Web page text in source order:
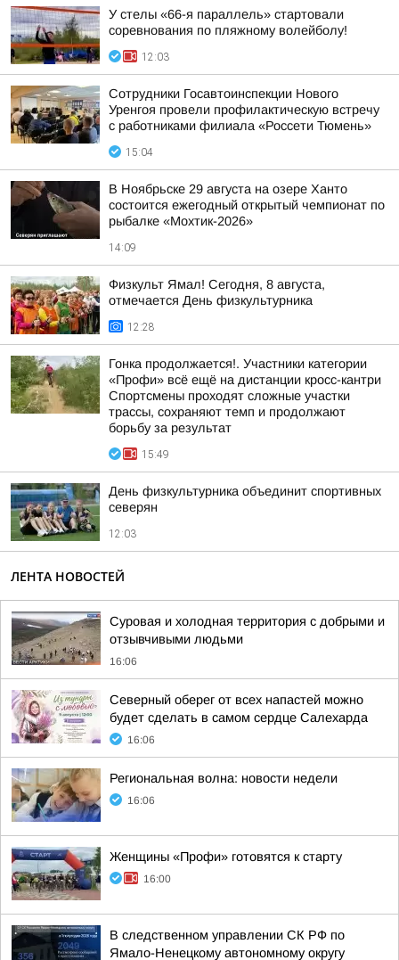
У стелы «66-я параллель» стартовали
соревнования по пляжному волейболу!
12:03
Сотрудники Госавтоинспекции Нового
Уренгоя провели профилактическую встречу
с работниками филиала «Россети Тюмень»
15:04
В Ноябрьске 29 августа на озере Ханто
состоится ежегодный открытый чемпионат по
рыбалке «Мохтик-2026»
14:09
Физкульт Ямал! Сегодня, 8 августа,
отмечается День физкультурника
12:28
Гонка продолжается!. Участники категории
«Профи» всё ещё на дистанции кросс-кантри
Спортсмены проходят сложные участки
трассы, сохраняют темп и продолжают
борьбу за результат
15:49
День физкультурника объединит спортивных
северян
12:03
ЛЕНТА НОВОСТЕЙ
Суровая и холодная территория с добрыми и
отзывчивыми людьми
16:06
Северный оберег от всех напастей можно
будет сделать в самом сердце Салехарда
16:06
Региональная волна: новости недели
16:06
Женщины «Профи» готовятся к старту
16:00
В следственном управлении СК РФ по
Ямало-Ненецкому автономному округу